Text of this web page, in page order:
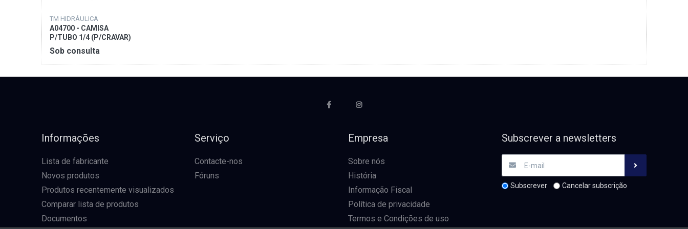
TM HIDRÁULICA
A04700 - CAMISA
P/TUBO 1/4 (P/CRAVAR)
Sob consulta
Informações
Lista de fabricante
Novos produtos
Produtos recentemente visualizados
Comparar lista de produtos
Documentos
Serviço
Contacte-nos
Fóruns
Empresa
Sobre nós
História
Informação Fiscal
Política de privacidade
Termos e Condições de uso
Subscrever a newsletters
Subscrever Cancelar subscrição